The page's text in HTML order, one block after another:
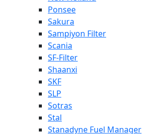
Ponsee
Sakura
Sampiyon Filter
Scania
SF-Filter
Shaanxi
SKF
SLP
Sotras
Stal
Stanadyne Fuel Manager